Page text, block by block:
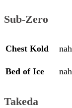
Sub-Zero
Chest Kold nah
Bed of Ice
nah
Takeda